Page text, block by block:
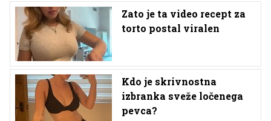
Zato je ta video recept za
torto postal viralen
Kdo je skrivnostna
izbranka sveže ločenega
pevca?